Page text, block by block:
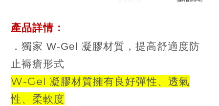
產品詳情 ：
． 獨家 W-Gel 凝膠材質，提高舒適度防
止褥瘡形式
W-Gel 凝膠材質擁有良好彈性、透氣
性、柔軟度